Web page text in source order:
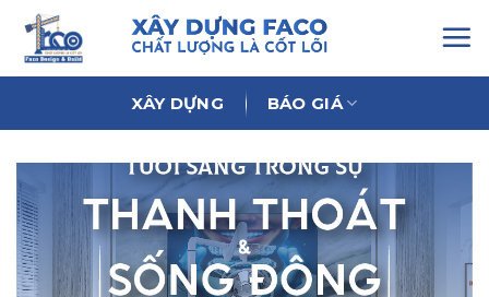
Chuyển
đến
nội
XÂY DỰNG BÁO GIÁ